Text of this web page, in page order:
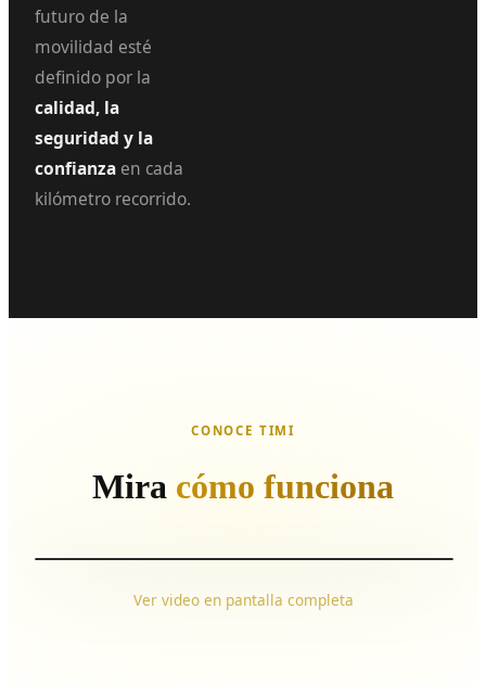
futuro de la
movilidad esté
definido por la
calidad, la
seguridad y la
confianza en cada
kilómetro recorrido.
CONOCE TIMI
Mira cómo funciona
Ver video en pantalla completa